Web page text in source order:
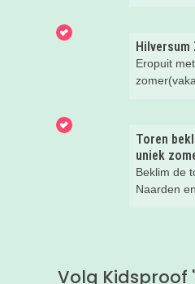
rijtje gezet.
Hilversum
Eropuit
Toren
uniek
Beklim de
Naarden
Volg Kidsproof